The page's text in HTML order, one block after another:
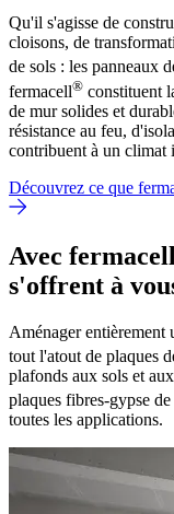
Qu'il s'agisse de
cloisons, de
de sols : les panneaux
fermacell® constituent
de mur solides et
résistance au feu,
contribuent à un climat
Découvrez ce que
Avec
s'offrent à
Aménager entièrement
tout l'atout de plaques
plafonds aux sols et
plaques fibres-gypse
toutes les applications.